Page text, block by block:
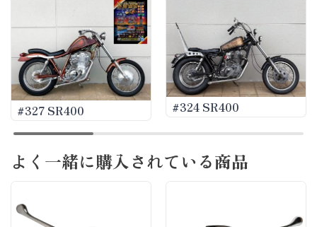
#327 SR400 #324 SR400
よく一緒に購入されている商品